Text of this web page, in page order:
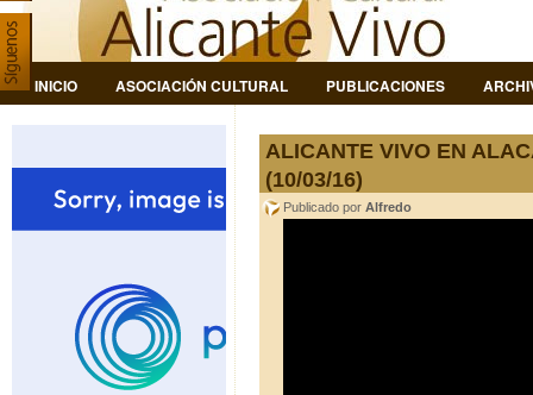
INICIO ASOCIACIÓN CULTURAL PUBLICACIONES
ALICANTE VIVO EN
(10/03/16)
Publicado por Alfredo